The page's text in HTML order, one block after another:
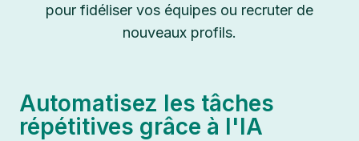
pour fidéliser vos équipes ou recruter de
nouveaux profils.
Automatisez les tâches
répétitives grâce à l'IA